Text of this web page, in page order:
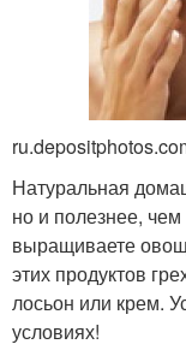
Натуральная
но и полезнее,
выращиваете
этих продуктов
лосьон или крем.
условиях!